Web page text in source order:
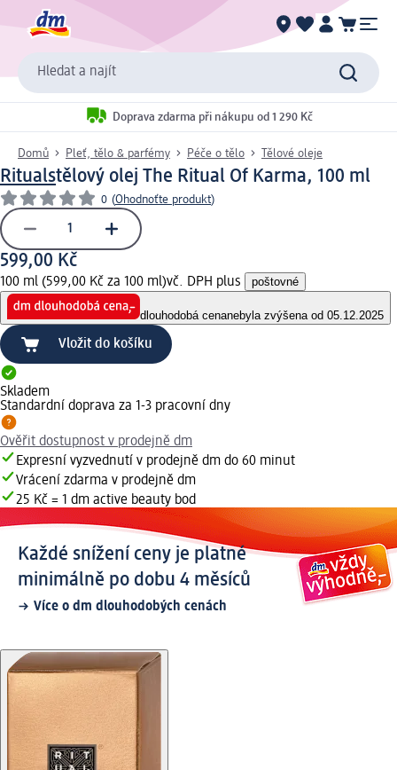
Hledat a najít
Doprava zdarma při nákupu od 1 290 Kč
Domů Pleť, tělo & parfémy Péče o tělo Tělové oleje
Ritualstělový olej The Ritual Of Karma, 100 ml
0 (Ohodnoťte produkt)
599,00 Kč
100 ml (599,00 Kč za 100 ml)vč. DPH plus poštovné
dlouhodobá cenanebyla zvýšena od 05.12.2025
Vložit do košíku
Skladem
Standardní doprava za 1-3 pracovní dny
Ověřit dostupnost v prodejně dm
Expresní vyzvednutí v prodejně dm do 60 minut
Vrácení zdarma v prodejně dm
25 Kč = 1 dm active beauty bod
Každé snížení ceny je platné
minimálně po dobu 4 měsíců
Více o dm dlouhodobých cenách